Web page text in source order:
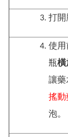
打開
使用
瓶橫
讓藥
搖動
泡。